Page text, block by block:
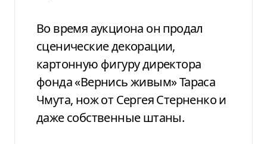
Во время аукциона он продал
сценические декорации,
картонную фигуру директора
фонда «Вернись живым» Тараса
Чмута, нож от Сергея Стерненко и
даже собственные штаны.